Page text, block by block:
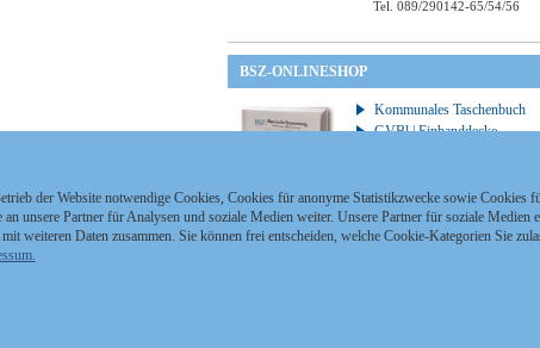
Tel. 089/290142-65/54/56
BSZ-ONLINESHOP
Kommunales Taschenbuch
GVBl | Einbanddecke
der Website notwendige Cookies, Cookies für anonyme Statistikzwecke sowie Cookies
unsere Partner für Analysen und soziale Medien weiter. Unsere Partner für soziale Medien
weiteren Daten zusammen. Sie können frei entscheiden, welche Cookie-Kategorien Sie